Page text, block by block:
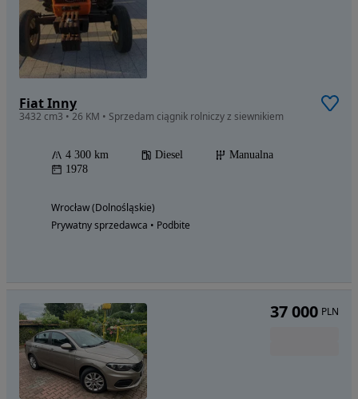
Fiat Inny
3432 cm3 • 26 KM • Sprzedam ciągnik rolniczy z siewnikiem
4 300 km Diesel
Manualna
1978
Wrocław (Dolnośląskie)
Prywatny sprzedawca • Podbite
37 000 PLN